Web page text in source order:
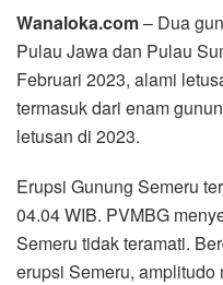
Wanaloka.com– Dua
Pulau Jawa dan Pulau
Februari 2023, alami
termasuk dari enam
letusan di 2023.
Erupsi Gunung Semeru
04.04 WIB. PVMBG
Semeru tidak teramati.
erupsi Semeru, amplitudo